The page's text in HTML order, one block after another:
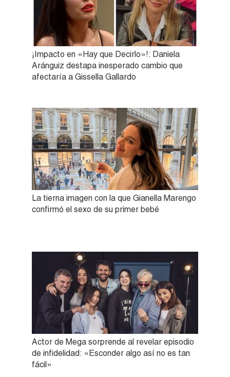
¡Impacto en «Hay que Decirlo»!: Daniela
Aránguiz destapa inesperado cambio que
afectaría a Gissella Gallardo
La tierna imagen con la que Gianella Marengo
confirmó el sexo de su primer bebé
Actor de Mega sorprende al revelar episodio
de infidelidad: «Esconder algo así no es tan
fácil»